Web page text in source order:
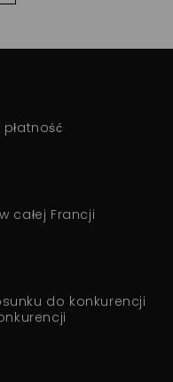
całej Francji
do konkurencji